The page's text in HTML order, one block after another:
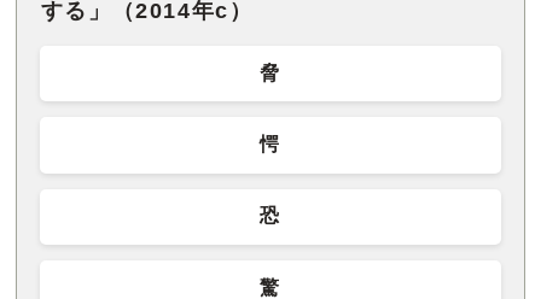
する」（2014年c）
脅
愕
恐
驚